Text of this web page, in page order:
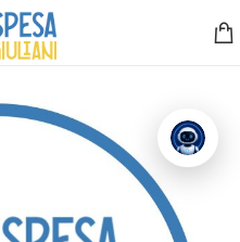
e ti richiamiamo noi